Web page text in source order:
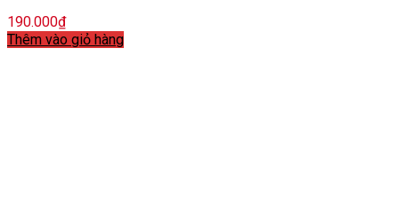
190.000₫
Thêm vào giỏ hàng